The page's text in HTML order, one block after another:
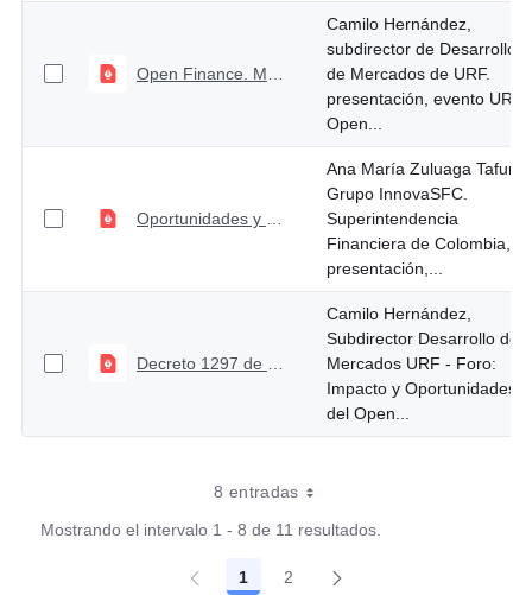
Camilo Hernández,
subdirector de Desarrollo
de Mercados de URF.
presentación, evento URF
Open...
Ana María Zuluaga Tafur,
Grupo InnovaSFC.
Superintendencia
Financiera de Colombia,
presentación,...
Camilo Hernández,
Subdirector Desarrollo de
Mercados URF - Foro:
Impacto y Oportunidades
del Open...
8 entradas
Mostrando el intervalo 1 - 8 de 11 resultados.
Página
1 Página
2